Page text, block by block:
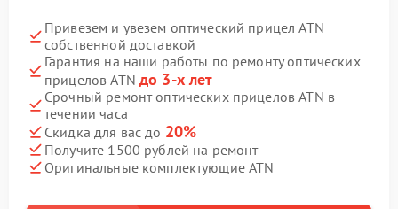
Привезем и увезем оптический прицел ATN
собственной доставкой
Гарантия на наши работы по ремонту оптических
прицелов ATN до 3-х лет
Срочный ремонт оптических прицелов ATN в
течении часа
Скидка для вас до 20%
Получите 1500 рублей на ремонт
Оригинальные комплектующие ATN